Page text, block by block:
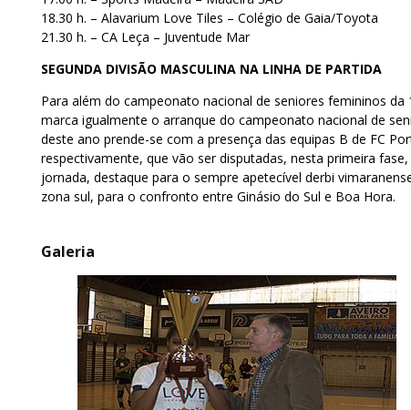
18.30 h. – Alavarium Love Tiles – Colégio de Gaia/Toyota
21.30 h. – CA Leça – Juventude Mar
SEGUNDA DIVISÃO MASCULINA NA LINHA DE PARTIDA
Para além do campeonato nacional de seniores femininos da
marca igualmente o arranque do campeonato nacional de
deste ano prende-se com a presença das equipas B de FC
respectivamente, que vão ser disputadas, nesta primeira
jornada, destaque para o sempre apetecível derbi
zona sul, para o confronto entre Ginásio do Sul e Boa Hora.
Galeria